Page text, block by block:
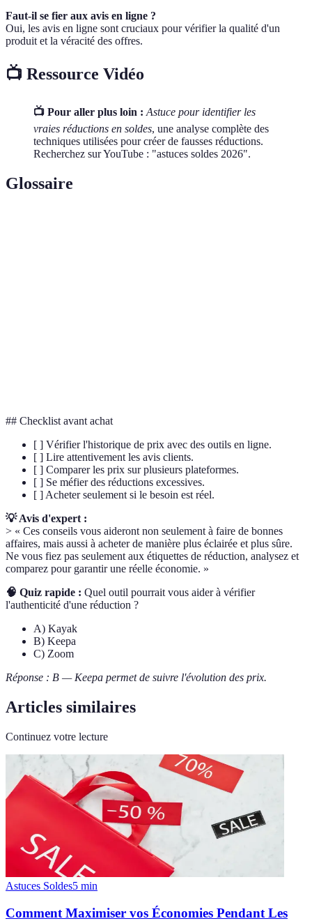
Faut-il se fier aux avis en ligne ?
Oui, les avis en ligne sont cruciaux pour vérifier la qualité d'un
produit et la véracité des offres.
📺 Ressource Vidéo
📺 Pour aller plus loin : Astuce pour identifier les
vraies réductions en soldes, une analyse complète des
techniques utilisées pour créer de fausses réductions.
Recherchez sur YouTube : "astuces soldes 2026".
Glossaire
## Checklist avant achat
[ ] Vérifier l'historique de prix avec des outils en ligne.
[ ] Lire attentivement les avis clients.
[ ] Comparer les prix sur plusieurs plateformes.
[ ] Se méfier des réductions excessives.
[ ] Acheter seulement si le besoin est réel.
💡 Avis d'expert :
> « Ces conseils vous aideront non seulement à faire de bonnes
affaires, mais aussi à acheter de manière plus éclairée et plus sûre.
Ne vous fiez pas seulement aux étiquettes de réduction, analysez et
comparez pour garantir une réelle économie. »
🧠 Quiz rapide : Quel outil pourrait vous aider à vérifier
l'authenticité d'une réduction ?
A) Kayak
B) Keepa
C) Zoom
Réponse : B — Keepa permet de suivre l'évolution des prix.
Articles similaires
Continuez votre lecture
Astuces Soldes5 min
Comment Maximiser vos Économies Pendant Les